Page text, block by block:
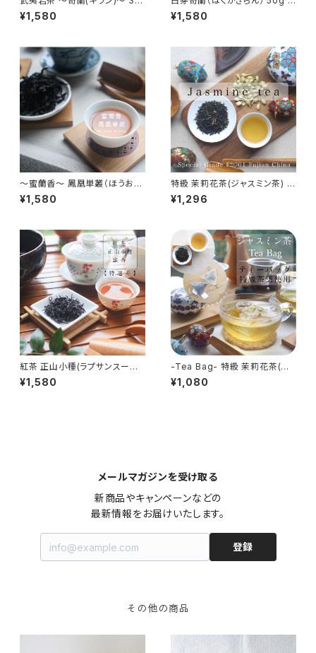
g - Qi Lan - 中国茶 烏龍茶 福
建省武夷山
¥1,580
Qi Lan - 中国茶 烏龍茶 福建
省 平和県
¥1,580
～蜜蘭香～ 鳳凰単叢（ほうおう
たんそう） 30g - Mi Lan Xian
g - 中国茶 烏龍茶 単叢 広東省
¥1,580
特級 茉莉花茶(ジャスミン茶) 8
0g - Jasmine Tea - 中国茶
花茶 特級品
¥1,296
紅茶 正山小種(ラプサンスーチョ
ン) 30g - Zheng Shan Xiao
Zhong- 中国茶 紅茶茶 福建省
¥1,580
-Tea Bag- 特級 茉莉花茶(ジ
ャスミン茶) 2g×20包 - Jasmi
ne Tea Bag - 中国茶 花茶 特
¥1,080
メールマガジンを受け取る
新商品やキャンペーンなどの
最新情報をお届けいたします。
登録
その他の商品